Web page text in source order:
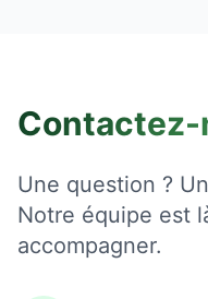
Contactez-
Une question ?
Notre équipe est
accompagner.